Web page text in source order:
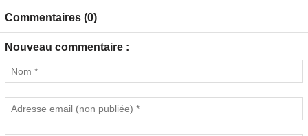
Commentaires (0)
Nouveau commentaire :